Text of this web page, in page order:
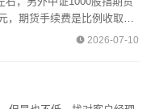
，期货手续费是比例收取
算的，可以加我微信...2026-07-10